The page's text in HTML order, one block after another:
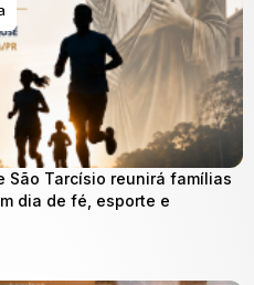
São Tarcísio reunirá famílias
dia de fé, esporte e